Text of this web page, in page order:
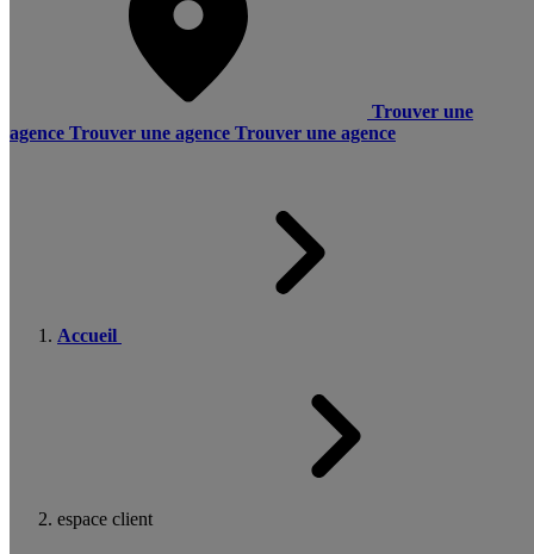
Trouver une
agence Trouver une agence Trouver une agence
Accueil
espace client